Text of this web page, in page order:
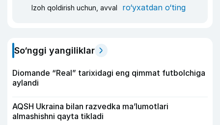
Izoh qoldirish uchun, avval ro‘yxatdan o‘ting
So‘nggi yangiliklar
Diomande “Real” tarixidagi eng qimmat futbolchiga
aylandi
AQSH Ukraina bilan razvedka ma’lumotlari
almashishni qayta tikladi